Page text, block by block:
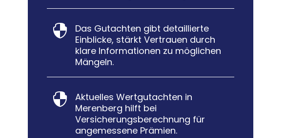

Das Gutachten gibt detaillierte
Einblicke, stärkt Vertrauen durch
klare Informationen zu möglichen
Mängeln.

Aktuelles Wertgutachten in
Merenberg hilft bei
Versicherungsberechnung für
angemessene Prämien.